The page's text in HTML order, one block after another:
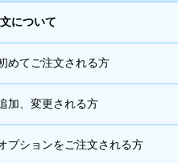
について
めてご注文される方
加、変更される方
プションをご注文される方